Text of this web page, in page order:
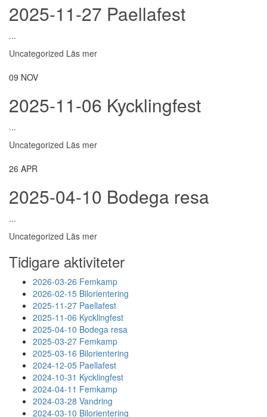
2025-11-27 Paellafest
...
Uncategorized Läs mer
09 NOV
2025-11-06 Kycklingfest
...
Uncategorized Läs mer
26 APR
2025-04-10 Bodega resa
...
Uncategorized Läs mer
Tidigare aktiviteter
2026-03-26 Femkamp
2026-02-15 Bilorientering
2025-11-27 Paellafest
2025-11-06 Kycklingfest
2025-04-10 Bodega resa
2025-03-27 Femkamp
2025-03-16 Bilorientering
2024-12-05 Paellafest
2024-10-31 Kycklingfest
2024-04-11 Femkamp
2024-03-28 Vandring
2024-03-10 Bilorientering